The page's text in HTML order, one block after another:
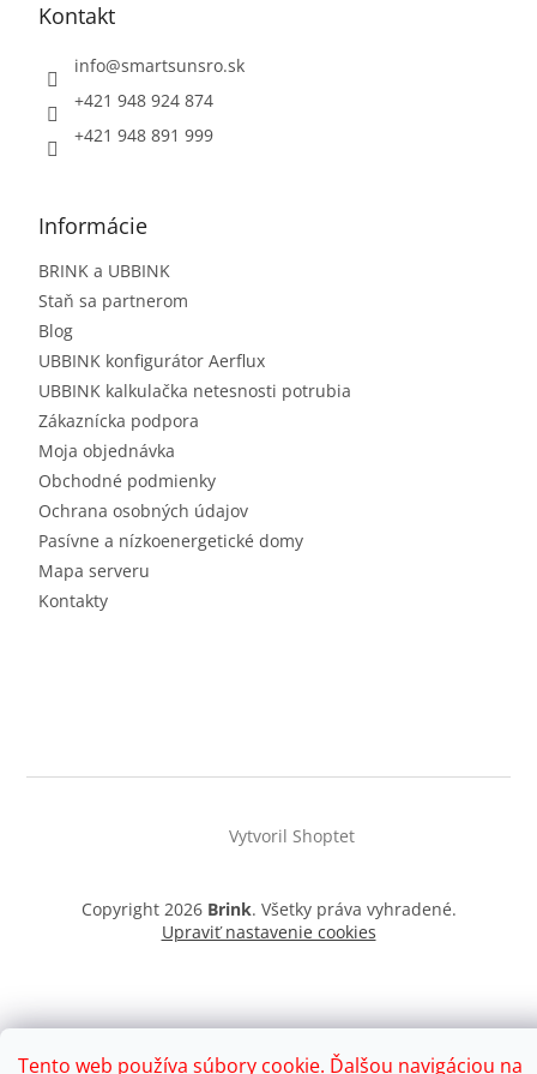
Tento web používa súbory cookie. Ďalšou navigáciou na
Kontakt
info@smartsunsro.sk
+421 948 924 874
+421 948 891 999
Informácie
BRINK a UBBINK
Staň sa partnerom
Blog
UBBINK konfigurátor Aerflux
UBBINK kalkulačka netesnosti potrubia
Zákaznícka podpora
Moja objednávka
Obchodné podmienky
Ochrana osobných údajov
Pasívne a nízkoenergetické domy
Mapa serveru
Kontakty
Vytvoril Shoptet
Copyright 2026 Brink. Všetky práva vyhradené.
Upraviť nastavenie cookies